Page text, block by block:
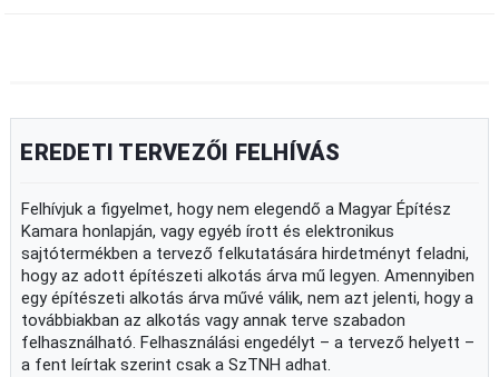
EREDETI TERVEZŐI FELHÍVÁS
Felhívjuk a figyelmet, hogy nem elegendő a Magyar Építész
Kamara honlapján, vagy egyéb írott és elektronikus
sajtótermékben a tervező felkutatására hirdetményt feladni,
hogy az adott építészeti alkotás árva mű legyen. Amennyiben
egy építészeti alkotás árva művé válik, nem azt jelenti, hogy a
továbbiakban az alkotás vagy annak terve szabadon
felhasználható. Felhasználási engedélyt – a tervező helyett –
a fent leírtak szerint csak a SzTNH adhat.